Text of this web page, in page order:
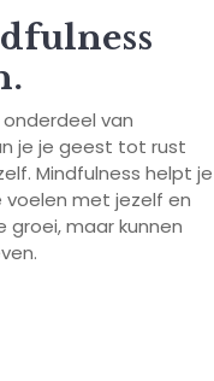
van
je je geest tot rust
Mindfulness helpt je
met jezelf en
groei, maar kunnen